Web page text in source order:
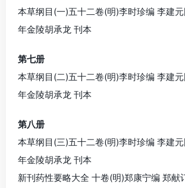
本草纲目(一)五十二卷(明)李时珍编 李建
年金陵胡承龙 刊本
第七册
本草纲目(二)五十二卷(明)李时珍编 李建
年金陵胡承龙 刊本
第八册
本草纲目(三)五十二卷(明)李时珍编 李建
年金陵胡承龙 刊本
新刊药性要略大全 十卷(明)郑康宁编 郑献